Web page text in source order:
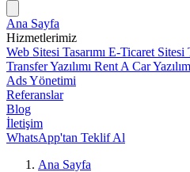
Ana Sayfa
Hizmetlerimiz
Web Sitesi Tasarımı E-Ticaret Sitesi
Transfer Yazılımı Rent A Car
Ads Yönetimi
Referanslar
Blog
İletişim
WhatsApp'tan Teklif Al
Ana Sayfa